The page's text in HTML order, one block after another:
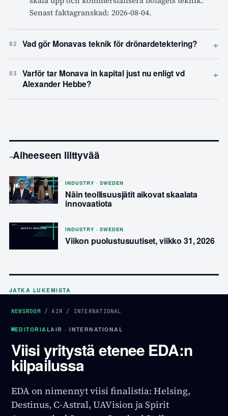
Senast faktagranskad: 2026-08-04.
02 Vad gör Monavas teknik för drönardetektering? +
03
Varför tar Monava in kapital just nu enligt vd
Alexander Hebbe?
+
→Aiheeseen liittyvää
INDUSTRY · SWEDEN
Näin teollisuusjätit aikovat skaalata
innovaatiota
INDUSTRY · SWEDEN
Viikon puolustusuutiset, viikko 31, 2026
JATKA LUKEMISTA
NEWSROOM /AIR / INTERNATIONAL
EDITORIALAIR · INTERNATIONAL
Viisi yritystä etenee EDA:n
kilpailussa
EDA on nimennyt viisi finalistia: Helsing,
Destinus, C-Astral, UAVision ja Spirit